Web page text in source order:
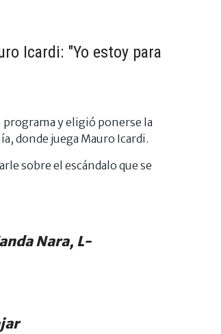
Icardi: "Yo estoy para
y eligió ponerse la
donde juega Mauro Icardi.
sobre el escándalo que se
Nara, L-